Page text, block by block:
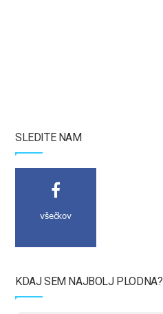
SLEDITE NAM
všečkov
KDAJ SEM NAJBOLJ PLODNA?